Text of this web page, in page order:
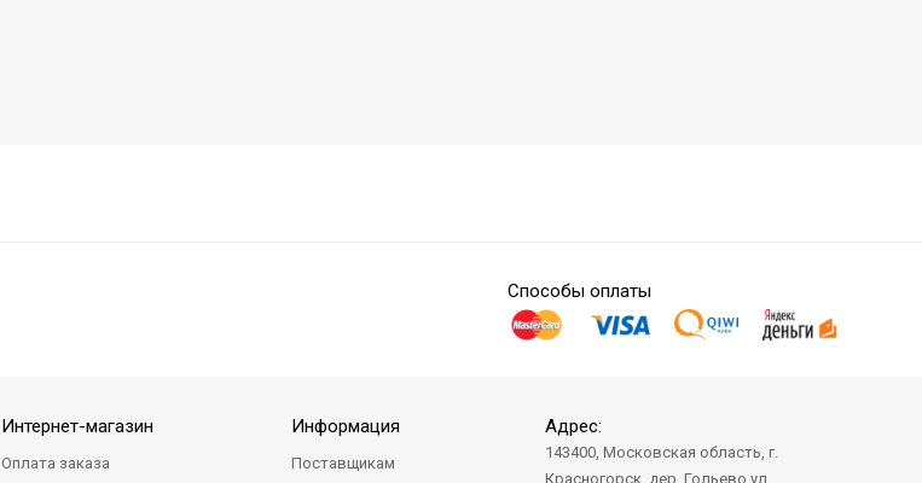
Способы оплаты
Интернет-магазин
Оплата заказа
Информация
Поставщикам
Адрес:
143400, Московская область, г.
Красногорск, дер. Гольево ул.